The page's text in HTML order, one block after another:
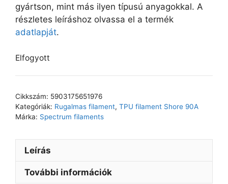
gyártson, mint más ilyen típusú anyagokkal. A
részletes leíráshoz olvassa el a termék
adatlapját.
Elfogyott
Cikkszám: 5903175651976
Kategóriák: Rugalmas filament, TPU filament Shore 90A
Márka: Spectrum filaments
Leírás
További információk